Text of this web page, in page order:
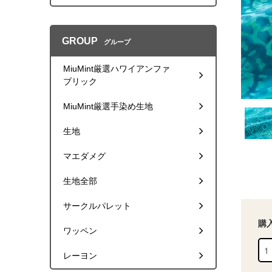
購
GROUP グループ
MiuMint厳選ハワイアンファ
ブリック
MiuMint厳選手染め生地
生地
マエダメグ
生地全部
サークルパレット
ワッペン
レーヨン